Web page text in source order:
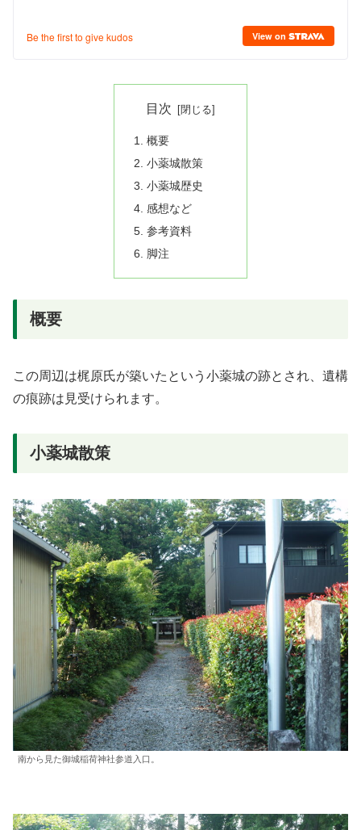
目次
概要
小薬城散策
小薬城歴史
感想など
参考資料
脚注
概要
この周辺は梶原氏が築いたという小薬城の跡とされ、遺構
の痕跡は見受けられます。
小薬城散策
南から見た御城稲荷神社参道入口。